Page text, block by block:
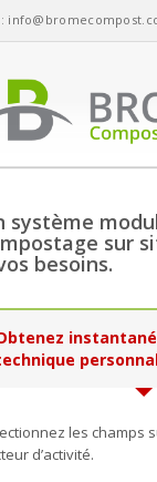
:
système
sur
besoins.
les champs
d’activité.